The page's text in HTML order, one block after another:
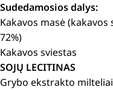
Sudedamosios dalys:
Kakavos masė
72%)
Kakavos sviestas
SOJŲ LECITINAS
Grybo ekstrakto